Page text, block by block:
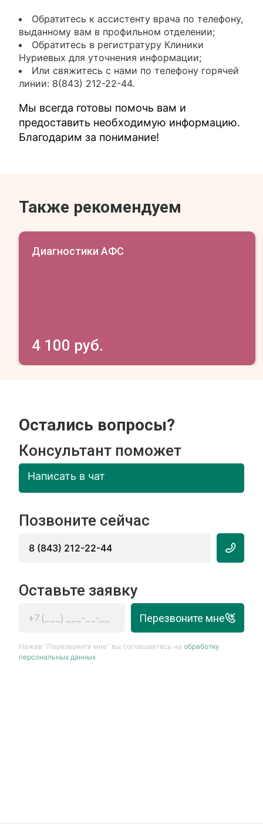
Обратитесь к ассистенту врача по телефону,
выданному вам в профильном отделении;
Обратитесь в регистратуру Клиники
Нуриевых для уточнения информации;
Или свяжитесь с нами по телефону горячей
линии: 8(843) 212-22-44.
Мы всегда готовы помочь вам и
предоставить необходимую информацию.
Благодарим за понимание!
Также рекомендуем
Диагностики АФС
4 100 руб.
Остались вопросы?
Консультант поможет
Написать в чат
Позвоните сейчас
8 (843) 212-22-44
Оставьте заявку
Перезвоните мне
Нажав “Перезвоните мне” вы соглашаетесь наобработку
персональных данных